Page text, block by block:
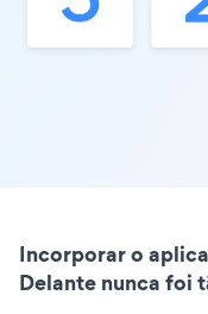
Incorporar o
Delante nunca foi